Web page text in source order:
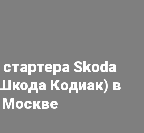
Skoda
Кодиак) в
Москве